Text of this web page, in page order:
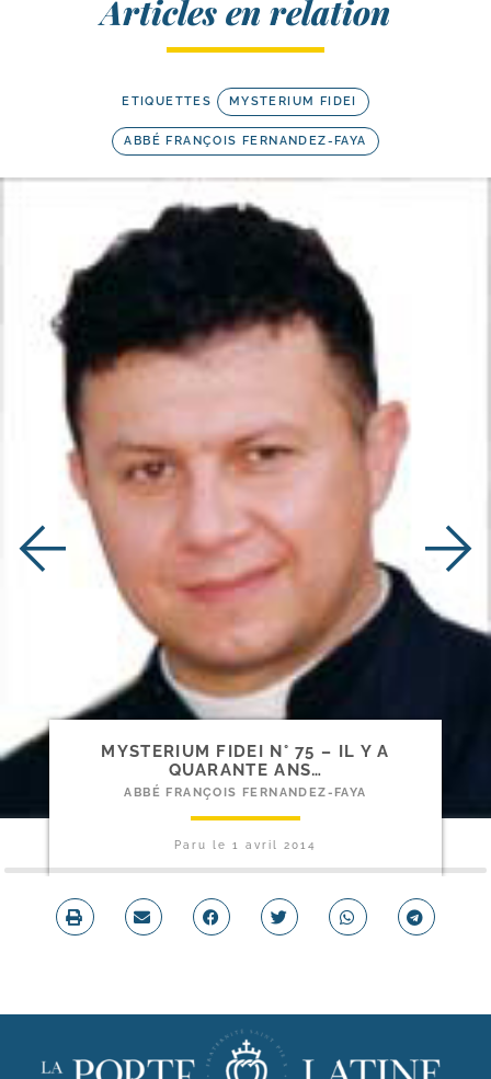
Articles en relation
ETIQUETTES MYSTERIUM FIDEI
ABBÉ FRANÇOIS FERNANDEZ-FAYA
MYSTERIUM FIDEI N° 75 – IL Y A
QUARANTE ANS…
ABBÉ FRANÇOIS FERNANDEZ-FAYA
Paru le 1 avril 2014